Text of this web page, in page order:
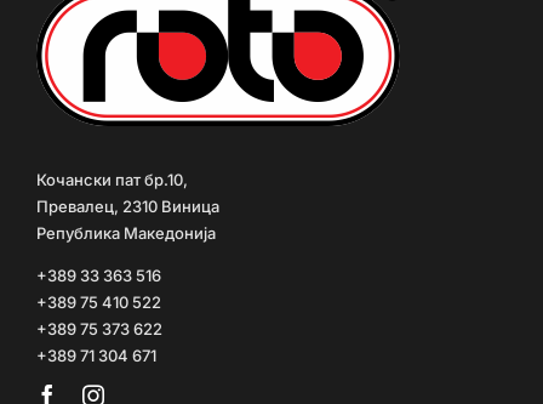
Кочански пат бр.10,
Превалец, 2310 Виница
Република Македонија
+389 33 363 516
+389 75 410 522
+389 75 373 622
+389 71 304 671